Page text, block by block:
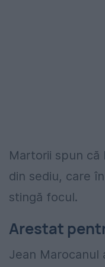
Martorii spun că
din sediu, care
stingă focul.
Arestat
Jean